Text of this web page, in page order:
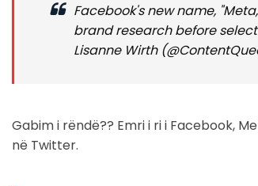
Facebook's new name,
brand research before
Lisanne Wirth
Gabim i rëndë?? Emri i ri i Facebook,
në Twitter.